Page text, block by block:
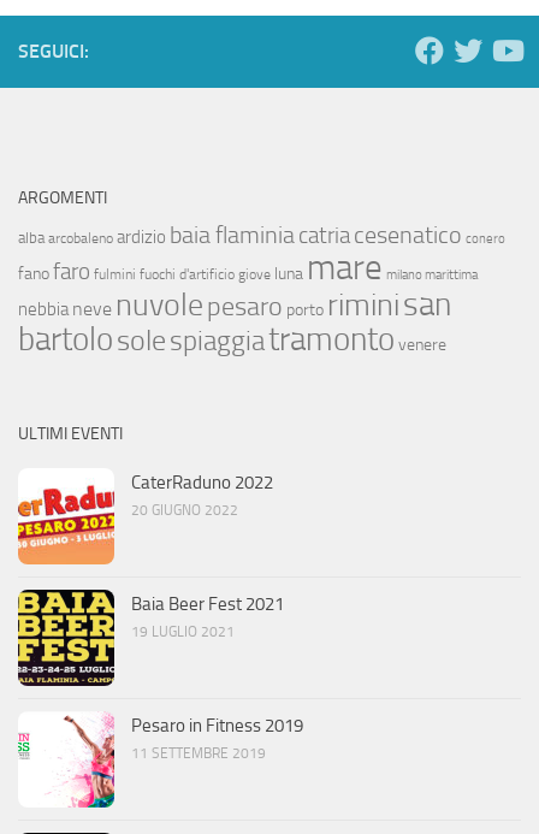
SEGUICI:
ARGOMENTI
alba arcobaleno ardizio baia flaminiacatriacesenatico conero
fanofaro fulmini fuochi d'artificio giove luna mare milano marittima
nebbia neve nuvolepesaro porto riminisan
bartolosolespiaggiatramonto venere
ULTIMI EVENTI
CaterRaduno 2022
20 GIUGNO 2022
Baia Beer Fest 2021
19 LUGLIO 2021
Pesaro in Fitness 2019
11 SETTEMBRE 2019